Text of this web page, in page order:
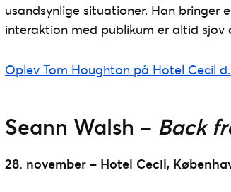
usandsynlige situationer. Han bringer
interaktion med publikum er altid sjov
Oplev Tom Houghton på Hotel Cecil
Seann Walsh – Back
28. november – Hotel Cecil,